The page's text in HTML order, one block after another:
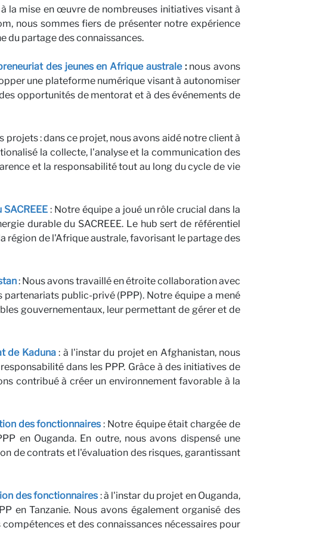
la mise en œuvre de nombreuses initiatives visant à
nous sommes fiers de présenter notre expérience
du partage des connaissances.
des jeunes en Afrique australe :nous avons
une plateforme numérique visant à autonomiser
opportunités de mentorat et à des événements de
projets : dans ce projet, nous avons aidé notre client à
la collecte, l'analyse et la communication des
et la responsabilité tout au long du cycle de vie
: Notre équipe a joué un rôle crucial dans la
durable du SACREEE. Le hub sert de référentiel
région de l'Afrique australe, favorisant le partage des
: Nous avons travaillé en étroite collaboration avec
public-privé (PPP). Notre équipe a mené
gouvernementaux, leur permettant de gérer et de
de Kaduna: à l'instar du projet en Afghanistan, nous
dans les PPP. Grâce à des initiatives de
contribué à créer un environnement favorable à la
des fonctionnaires : Notre équipe était chargée de
en Ouganda. En outre, nous avons dispensé une
de contrats et l'évaluation des risques, garantissant
des fonctionnaires : à l'instar du projet en Ouganda,
en Tanzanie. Nous avons également organisé des
et des connaissances nécessaires pour